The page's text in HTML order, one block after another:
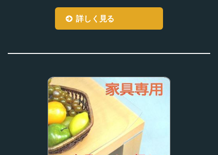
詳しく見る